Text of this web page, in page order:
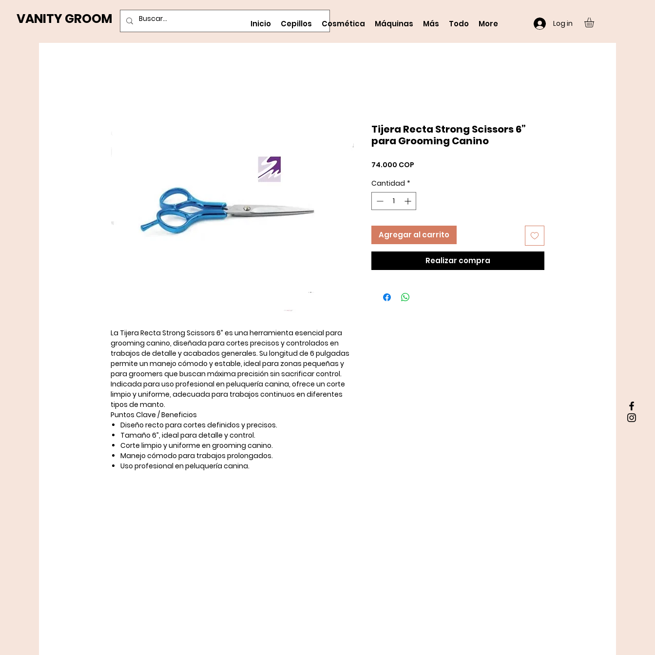
VANITY GROOM Inicio Cepillos Cosmética Máquinas Más Todo More Log in
La Tijera Recta Strong Scissors 6” es una herramienta esencial para
grooming canino, diseñada para cortes precisos y controlados en
trabajos de detalle y acabados generales. Su longitud de 6 pulgadas
permite un manejo cómodo y estable, ideal para zonas pequeñas y
para groomers que buscan máxima precisión sin sacrificar control.
Indicada para uso profesional en peluquería canina, ofrece un corte
limpio y uniforme, adecuada para trabajos continuos en diferentes
tipos de manto.
Puntos Clave / Beneficios
Diseño recto para cortes definidos y precisos.
Tamaño 6”, ideal para detalle y control.
Corte limpio y uniforme en grooming canino.
Manejo cómodo para trabajos prolongados.
Uso profesional en peluquería canina.
Tijera Recta Strong Scissors 6”
para Grooming Canino
74.000 COP
Cantidad *
Agregar al carrito
Realizar compra